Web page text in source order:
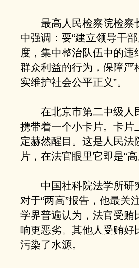
最高人民检察院检察
中强调：要“建立领导干
度，集中整治队伍中的
群众利益的行为，保障
实维护社会公平正义”。
在北京市第二中级人
携带着一个小卡片。卡片
定赫然醒目。这是人民法
片，在法官眼里它即是“
中国社科院法学所研
对于“两高”报告，他最关
学界普遍认为，法官受贿
响更恶劣。其他人受贿好
污染了水源。